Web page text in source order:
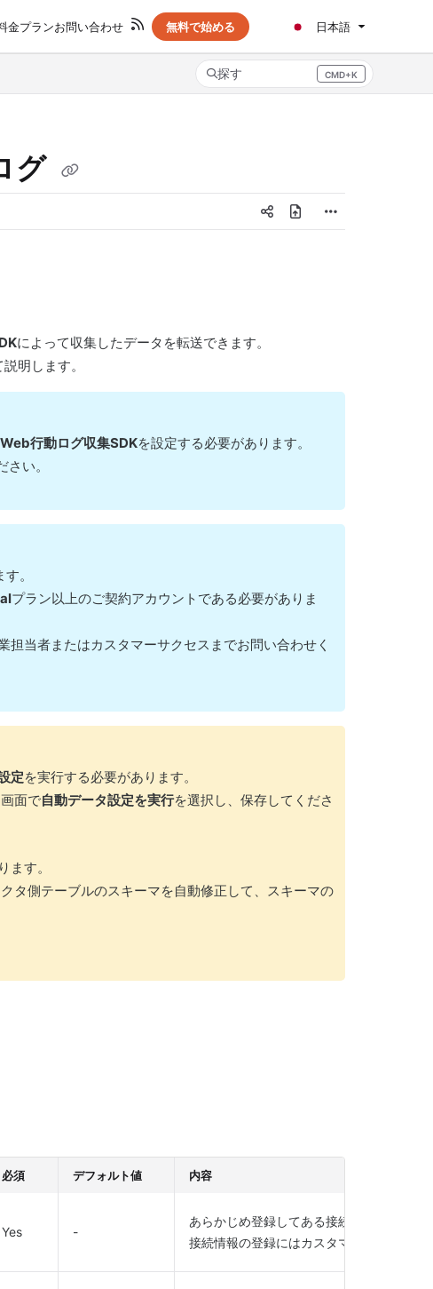
金プランお問い合わせ 無料で始める 日本語
探す CMD+K
Press CMD+K to open search
グ
によって収集したデータを転送できます。
明します。
行動ログ収集SDKを設定する必要があります。
い。
。
プラン以上のご契約アカウントである必要がありま
当者またはカスタマーサクセスまでお問い合わせく
定を実行する必要があります。
面で自動データ設定を実行を選択し、保存してくださ
す。
タ側テーブルのスキーマを自動修正して、スキーマの
必須 デフォルト値 内容
Yes -
あらかじめ登録してある接続情報から、
接続情報の登録にはカスタマーサクセスか